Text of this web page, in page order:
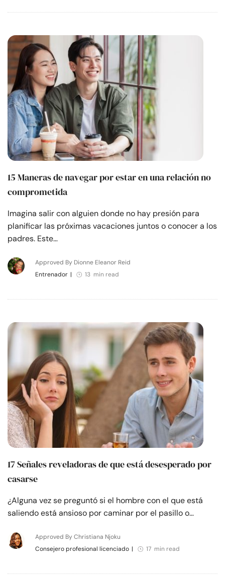
15 Maneras de navegar por estar en una relación no
comprometida
Imagina salir con alguien donde no hay presión para
planificar las próximas vacaciones juntos o conocer a los
padres. Este…
Approved By Dionne Eleanor Reid
Entrenador | 13 min read
17 Señales reveladoras de que está desesperado por
casarse
¿Alguna vez se preguntó si el hombre con el que está
saliendo está ansioso por caminar por el pasillo o…
Approved By Christiana Njoku
Consejero profesional licenciado | 17 min read